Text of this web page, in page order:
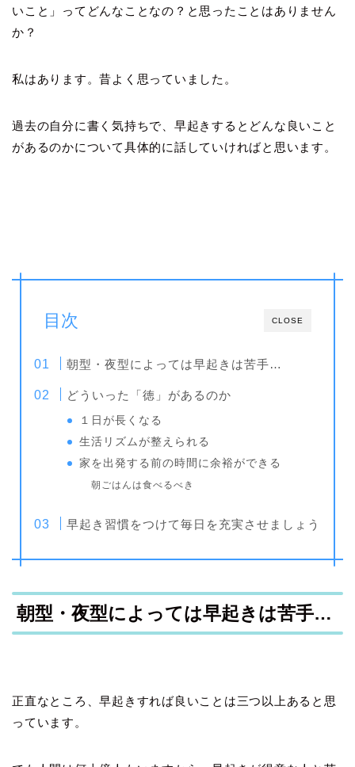
いこと」ってどんなことなの？と思ったことはありません
か？
私はあります。昔よく思っていました。
過去の自分に書く気持ちで、早起きするとどんな良いこと
があるのかについて具体的に話していければと思います。
CLOSE
目次
朝型・夜型によっては早起きは苦手…
どういった「徳」があるのか
１日が長くなる
生活リズムが整えられる
家を出発する前の時間に余裕ができる
朝ごはんは食べるべき
早起き習慣をつけて毎日を充実させましょう
朝型・夜型によっては早起きは苦手…
正直なところ、早起きすれば良いことは三つ以上あると思
っています。